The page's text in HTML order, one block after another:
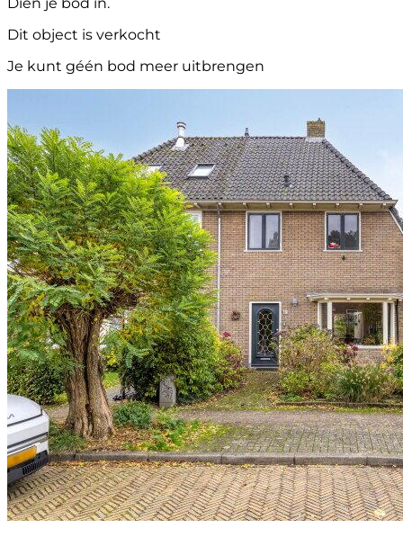
Dit object is verkocht
Je kunt géén bod meer uitbrengen